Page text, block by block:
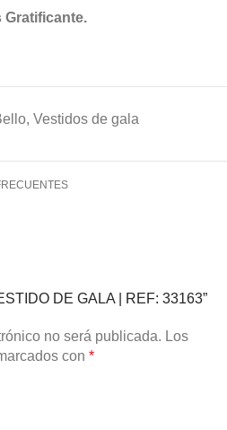
Gratificante.
, Vestidos de gala
DE GALA | REF: 33163”
no será publicada. Los
con *